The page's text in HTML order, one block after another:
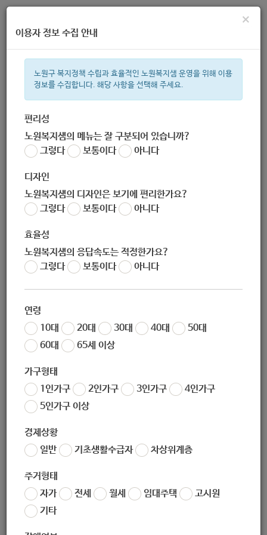
주간 인기검색어
한눈으로 보는 복지 정보
×
이용자 정보 수집 안내
노원구 복지정책 수립과 효율적인 노원복지샘 운영을 위해 이용
정보를 수집합니다. 해당 사항을 선택해 주세요.
편리성
노원복지샘의 메뉴는 잘 구분되어 있습니까?
그렇다
보통이다 아니다
디자인
노원복지샘의 디자인은 보기에 편리한가요?
그렇다
보통이다 아니다
효율성
노원복지샘의 응답속도는 적정한가요?
그렇다
보통이다 아니다
연령
10대
20대 30대 40대
50대
60대
65세 이상
가구형태
1인가구
2인가구 3인가구
4인가구
5인가구 이상
경제상황
일반
기초생활수급자 차상위계층
주거형태
자가
전세 월세 임대주택
고시원
기타
[노원구정신건강복지센터] 11월 노원구정신건강복지센터 일정
안내
작성자 노원 복지샘
작성일 2020-11-05 11:11
변동될 수 있음을 미리 안내드립니다.
좋아요0 싫어요
목록보기